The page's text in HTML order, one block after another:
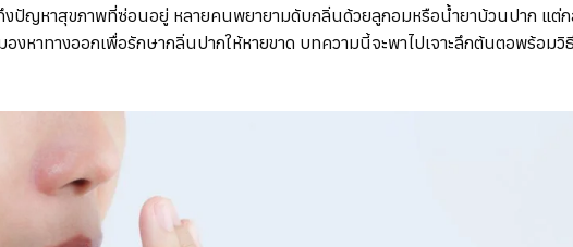
ปัญหาสุขภาพที่ซ่อนอยู่ หลายคนพยายามดับกลิ่นด้วยลูกอมหรือน้ำยาบ้วนปาก แต่
งหาทางออกเพื่อรักษากลิ่นปากให้หายขาด บทความนี้จะพาไปเจาะลึกต้นตอพร้อมวิ